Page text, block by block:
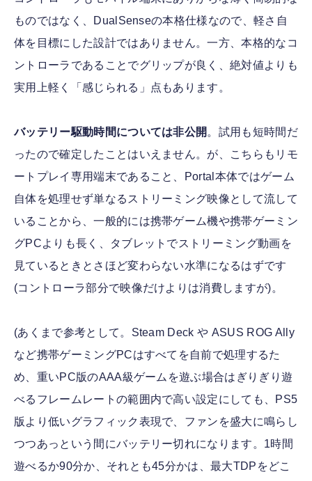
ものではなく、DualSenseの本格仕様なので、軽さ自
体を目標にした設計ではありません。一方、本格的なコ
ントローラであることでグリップが良く、絶対値よりも
実用上軽く「感じられる」点もあります。
バッテリー駆動時間については非公開 。試用も短時間だ
ったので確定したことはいえません。が、こちらもリモ
ートプレイ専用端末であること、Portal本体ではゲーム
自体を処理せず単なるストリーミング映像として流して
いることから、一般的には携帯ゲーム機や携帯ゲーミン
グPCよりも長く、タブレットでストリーミング動画を
見ているときとさほど変わらない水準になるはずです
(コントローラ部分で映像だけよりは消費しますが)。
(あくまで参考として。Steam Deck や ASUS ROG Ally
など携帯ゲーミングPCはすべてを自前で処理するた
め、重いPC版のAAA級ゲームを遊ぶ場合はぎりぎり遊
べるフレームレートの範囲内で高い設定にしても、PS5
版より低いグラフィック表現で、ファンを盛大に鳴らし
つつあっという間にバッテリー切れになります。1時間
遊べるか90分か、それとも45分かは、最大TDPをどこ